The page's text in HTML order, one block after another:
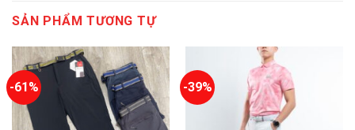
SẢN PHẨM TƯƠNG TỰ
-61% -39%